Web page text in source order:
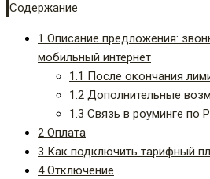
Содержание
1 Описание предложения:
мобильный интернет
1.1 После окончания
1.2 Дополнительные
1.3 Связь в роуминге по
2 Оплата
3 Как подключить тарифный
4Отключение